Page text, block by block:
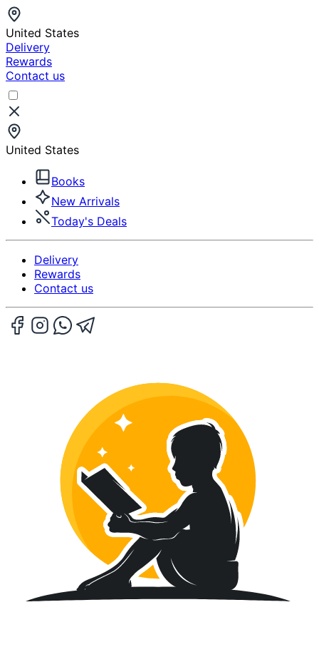
United States
Delivery
Rewards
Contact us
United States
Books
New Arrivals
Today's Deals
Delivery
Rewards
Contact us